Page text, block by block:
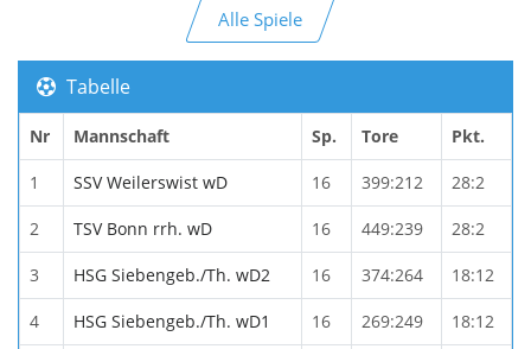
Alle Spiele
Tabelle
Nr Mannschaft Sp. Tore Pkt.
1 SSV Weilerswist wD 16 399:212 28:2
2 TSV Bonn rrh. wD 16 449:239 28:2
3 HSG Siebengeb./Th. wD2 16 374:264 18:12
4 HSG Siebengeb./Th. wD1 16 269:249 18:12